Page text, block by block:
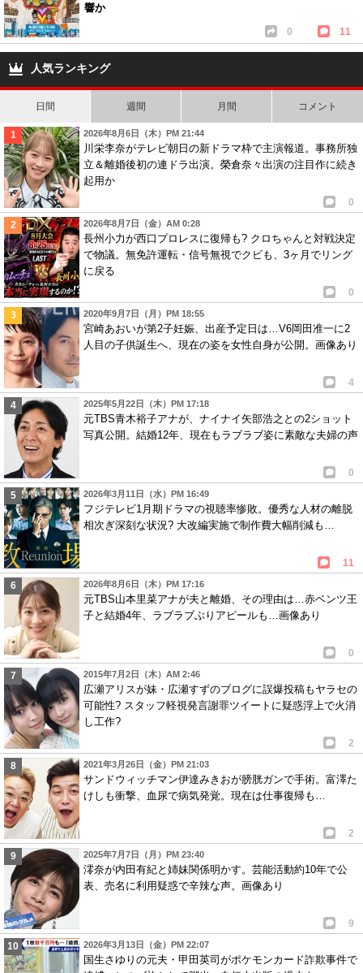
響か
0 11
人気ランキング
日間 週間 月間 コメント
2026年8月6日（木）PM 21:44
川栄李奈がテレビ朝日の新ドラマ枠で主演報道。事務所独
立＆離婚後初の連ドラ出演。榮倉奈々出演の注目作に続き
起用か
0
2026年8月7日（金）AM 0:28
長州小力が西口プロレスに復帰も? クロちゃんと対戦決定
で物議。無免許運転・信号無視でクビも、3ヶ月でリング
に戻る
0
2020年9月7日（月）PM 18:55
宮崎あおいが第2子妊娠、出産予定日は…V6岡田准一に2
人目の子供誕生へ、現在の姿を女性自身が公開。画像あり
4
2025年5月22日（木）PM 17:18
元TBS青木裕子アナが、ナイナイ矢部浩之との2ショット
写真公開。結婚12年、現在もラブラブ姿に素敵な夫婦の声
0
2026年3月11日（水）PM 16:49
フジテレビ1月期ドラマの視聴率惨敗。優秀な人材の離脱
相次ぎ深刻な状況? 大改編実施で制作費大幅削減も…
11
2026年8月6日（木）PM 17:16
元TBS山本里菜アナが夫と離婚、その理由は…赤ベンツ王
子と結婚4年、ラブラブぶりアピールも…画像あり
0
2015年7月2日（木）AM 2:46
広瀬アリスが妹・広瀬すずのブログに誤爆投稿もヤラセの
可能性? スタッフ軽視発言謝罪ツイートに疑惑浮上で火消
し工作?
2
2021年3月26日（金）PM 21:03
サンドウィッチマン伊達みきおが膀胱ガンで手術。富澤た
けしも衝撃、血尿で病気発覚。現在は仕事復帰も…
2
2025年7月7日（月）PM 23:40
澪奈が内田有紀と姉妹関係明かす。芸能活動約10年で公
表、売名に利用疑惑で辛辣な声。画像あり
9
2026年3月13日（金）PM 22:07
国生さゆりの元夫・甲田英司がポケモンカード詐欺事件で